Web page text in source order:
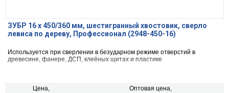
ЗУБР 16 x 450/360 мм, шестигранный хвостовик, cверло
левиса по дереву, Профессионал (2948-450-16)
Используется при сверлении в безударном режиме отверстий в
древесине, фанере, ДСП, клеёных щитах и пластике
Цена, Оптовая цена,